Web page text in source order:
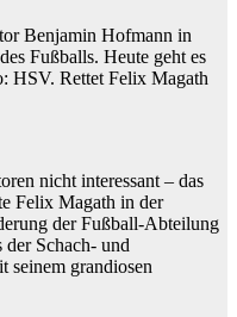
Benjamin Hofmann in
Fußballs. Heute geht es
HSV. Rettet Felix Magath
nicht interessant – das
Felix Magath in der
der Fußball-Abteilung
der Schach- und
seinem grandiosen